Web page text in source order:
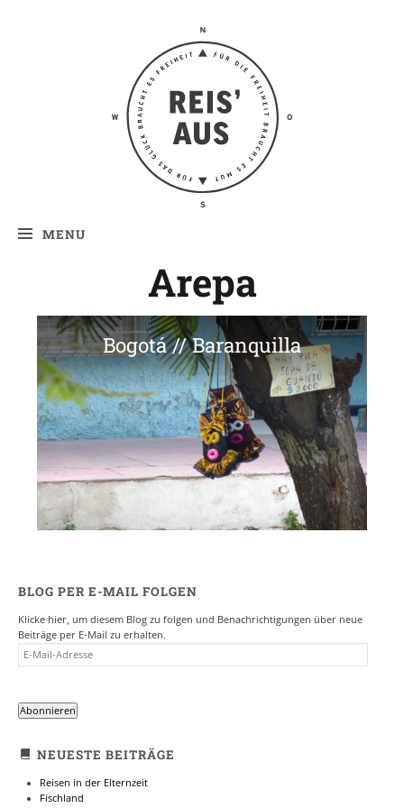
Reis' aus –
Reiseblog
MENU
Arepa
Bogotá // Baranquilla
BLOG PER E-MAIL FOLGEN
Klicke hier, um diesem Blog zu folgen und Benachrichtigungen über neue
Beiträge per E-Mail zu erhalten.
E-
MAIL-
Abonnieren
NEUESTE BEITRÄGE
Reisen in der Elternzeit
Fischland